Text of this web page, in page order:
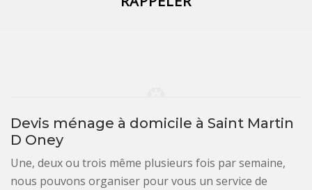
Devis ménage à domicile à Saint Martin
D Oney
Une, deux ou trois même plusieurs fois par semaine,
nous pouvons organiser pour vous un service de